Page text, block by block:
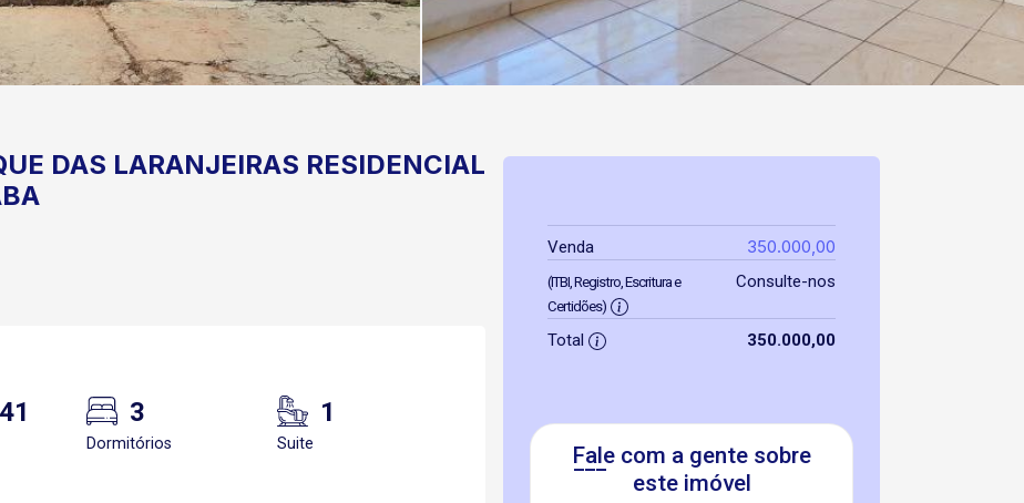
DAS LARANJEIRAS RESIDENCIAL
3
Dormitórios
1
Suite
Venda 350.000,00
(ITBI, Registro, Escritura e
Certidões)
Consulte-nos
Total 350.000,00
Fale com a gente sobre
este imóvel